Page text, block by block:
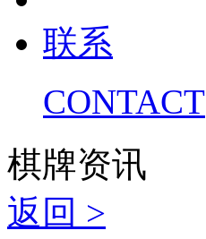
联系
CONTACT
棋牌资讯
返回 >